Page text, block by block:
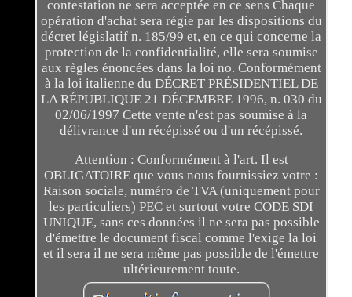
contestation ne sera acceptée en ce sens Chaque
opération d'achat sera régie par les dispositions du
décret législatif n. 185/99 et, en ce qui concerne la
protection de la confidentialité, elle sera soumise
aux règles énoncées dans la loi no. Conformément
à la loi italienne du DÉCRET PRÉSIDENTIEL DE
LA RÉPUBLIQUE 21 DÉCEMBRE 1996, n. 030 du
02/06/1997 Cette vente n'est pas soumise à la
délivrance d'un récépissé ou d'un récépissé.
Attention : Conformément à l'art. Il est
OBLIGATOIRE que vous nous fournissiez votre :
Raison sociale, numéro de TVA (uniquement pour
les particuliers) PEC et surtout votre CODE SDI
UNIQUE, sans ces données il ne sera pas possible
d'émettre le document fiscal comme l'exige la loi
et il sera il ne sera même pas possible de l'émettre
ultérieurement toute.